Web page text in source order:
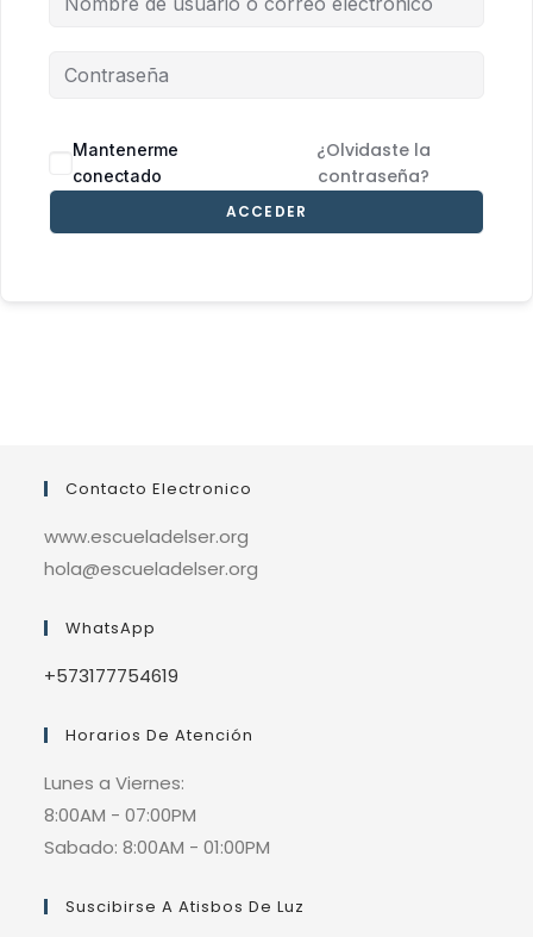
Mantenerme
conectado
¿Olvidaste la
contraseña?
ACCEDER
Contacto Electronico
www.escueladelser.org
hola@escueladelser.org
WhatsApp
+573177754619
Horarios De Atención
Lunes a Viernes:
8:00AM - 07:00PM
Sabado: 8:00AM - 01:00PM
Suscibirse A Atisbos De Luz